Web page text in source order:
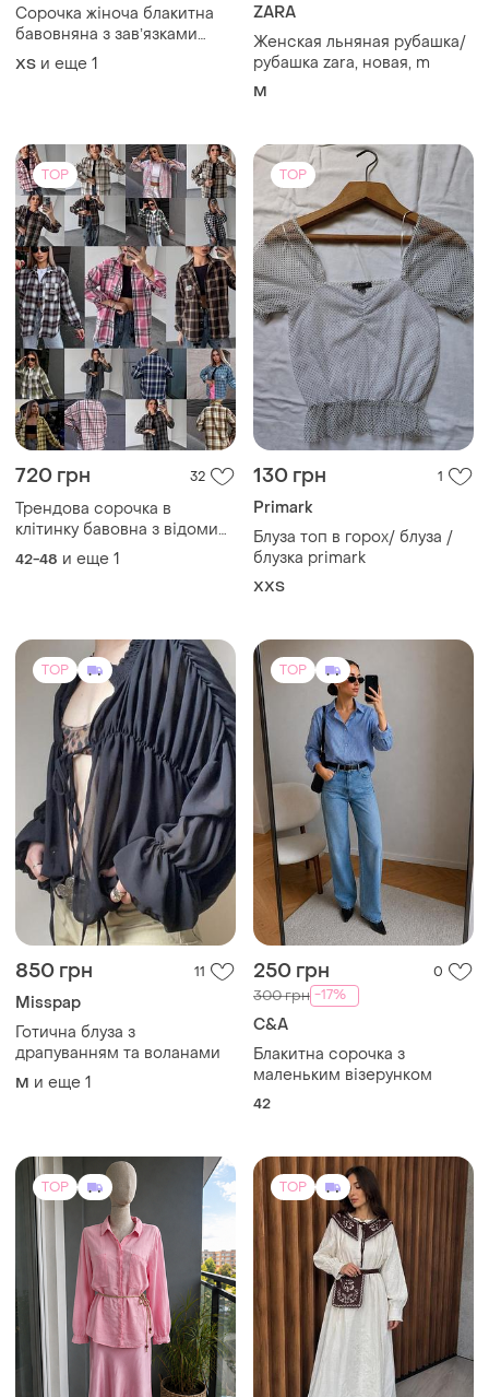
Сорочка жіноча блакитна
бавовняна з завʼязками
ззаду по талії
ХS и еще 1
ZARA
Женская льняная рубашка/
рубашка zara, новая, m
M
TOP
720 грн 32
Трендова сорочка в
клітинку бавовна з відомим
надписом
42-48 и еще 1
TOP
130 грн 1
Primark
Блуза топ в горох/ блуза /
блузка primark
XХS
TOP
850 грн 11
Misspap
Готична блуза з
драпуванням та воланами
M и еще 1
TOP
250 грн 0
300 грн -17%
C&A
Блакитна сорочка з
маленьким візерунком
42
TOP TOP